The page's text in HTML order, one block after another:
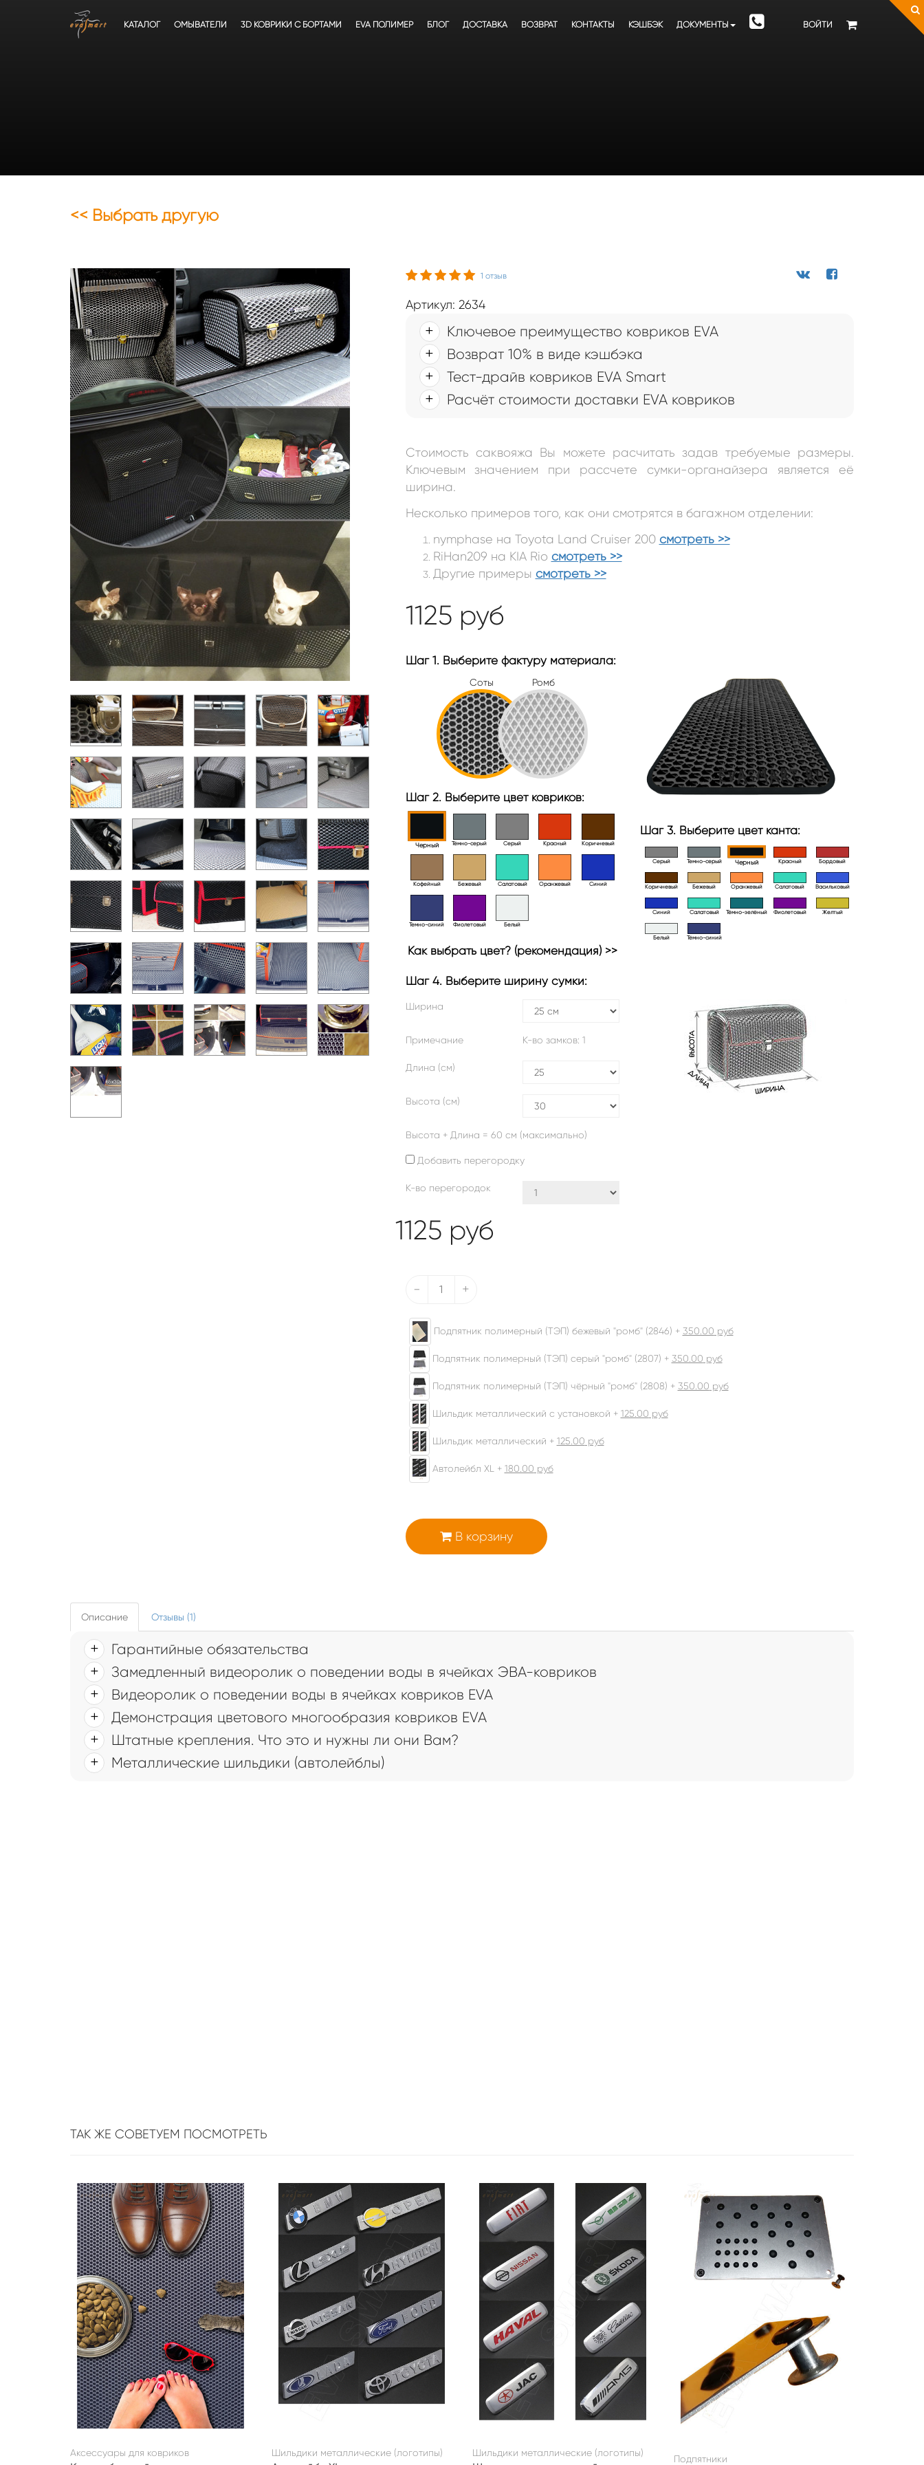
ВОЙТИ
КАТАЛОГ ОМЫВАТЕЛИ 3D КОВРИКИ C БОРТАМИ EVA ПОЛИМЕР БЛОГ ДОСТАВКА ВОЗВРАТ КОНТАКТЫ КЭШБЭК ДОКУМЕНТЫ
Главная Каталог Авто аксессуары
Сумка в багажник автомобиля (саквояж)
<< Выбрать другую
1 отзыв
Артикул: 2634
Ключевое преимущество ковриков EVA
Возврат 10% в виде кэшбэка
Тест-драйв ковриков EVA Smart
Расчёт стоимости доставки EVA ковриков
Стоимость саквояжа Вы можете расчитать задав требуемые размеры.
Ключевым значением при рассчете сумки-органайзера является её
ширина.
Несколько примеров того, как они смотрятся в багажном отделении:
nymphase на Toyota Land Cruiser 200 смотреть >>
RiHan209 на KIA Rio смотреть >>
Другие примеры смотреть >>
1125 руб
Шаг 1. Выберите фактуру материала:
Соты Ромб
Шаг 2. Выберите цвет ковриков:
Черный Тёмно-серый Серый Красный Коричневый
Кофейный Бежевый Салатовый Оранжевый Синий
Темно-синий Фиолетовый Белый
Как выбрать цвет? (рекомендация) >>
Шаг 3. Выберите цвет канта:
Серый Темно-серый Черный Красный Бордовый
Коричневый Бежевый Оранжевый Салатовый Васильковый
Синий Салатовый Тёмно-зелёный Фиолетовый Желтый
Белый Тёмно-синий
Шаг 4. Выберите ширину сумки:
Ширина
Примечание К-во замков:1
Длина (см)
Высота (см)
Высота + Длина = 60 см (максимально)
Добавить перегородку
К-во перегородок
1125 руб
- +
Подпятник полимерный (ТЭП) бежевый "ромб" (2846) + 350.00 руб
Подпятник полимерный (ТЭП) серый "ромб" (2807) + 350.00 руб
Подпятник полимерный (ТЭП) чёрный "ромб" (2808) + 350.00 руб
Шильдик металлический с установкой + 125.00 руб
Шильдик металлический + 125.00 руб
Автолейбл XL + 180.00 руб
В корзину
Описание Отзывы (1)
Гарантийные обязательства
Замедленный видеоролик о поведении воды в ячейках ЭВА-ковриков
Видеоролик о поведении воды в ячейках ковриков EVA
Демонстрация цветового многообразия ковриков EVA
Штатные крепления. Что это и нужны ли они Вам?
Металлические шильдики (автолейблы)
ТАК ЖЕ СОВЕТУЕМ ПОСМОТРЕТЬ
Аксессуары для ковриков Шильдики металлические (логотипы) Шильдики металлические (логотипы)
Подпятники